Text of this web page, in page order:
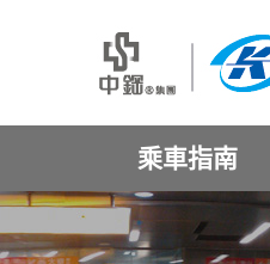
乘車指南